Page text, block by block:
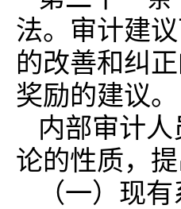
法。审计建
的改善和纠
奖励的建议。
内部审计
论的性质，
（一）现